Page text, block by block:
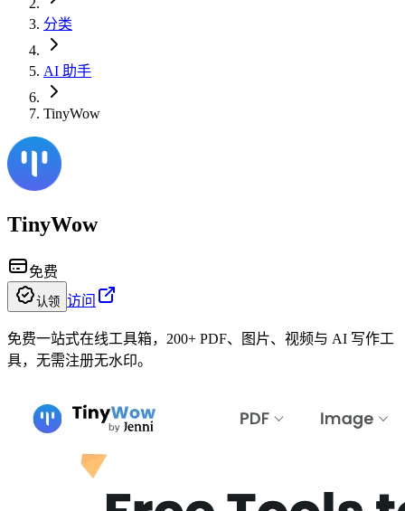
分类
AI 助手
TinyWow
TinyWow
免费
认领 访问
免费一站式在线工具箱，200+ PDF、图片、视频与 AI 写作工
具，无需注册无水印。